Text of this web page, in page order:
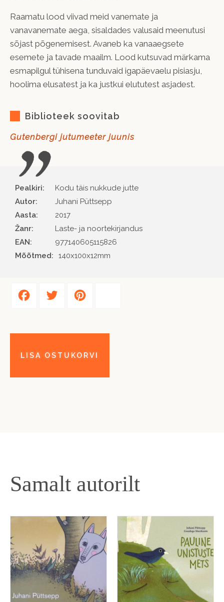
Raamatu lood viivad meid vanemate ja
vanavanemate aega, sisaldades valusaid meenutusi
sõjast põgenemisest. Avaneb ka vanaaegsete
esemete ja tavade maailm. Lood kutsuvad märkama
esmapilgul tühisena tunduvaid igapäevaelu pisiasju,
hoolima elusatest ja ka justkui elututest asjadest.
Biblioteek soovitab
Gutenbergi jutumeeter juunis
Pealkiri:
Kodu täis nukkude jutte
Autor
Juhani Püttsepp
Aasta
2017
Žanr
Laste- ja noortekirjandus
EAN
977140605115826
Mõõtmed:
140x100x12mm
Samalt autorilt